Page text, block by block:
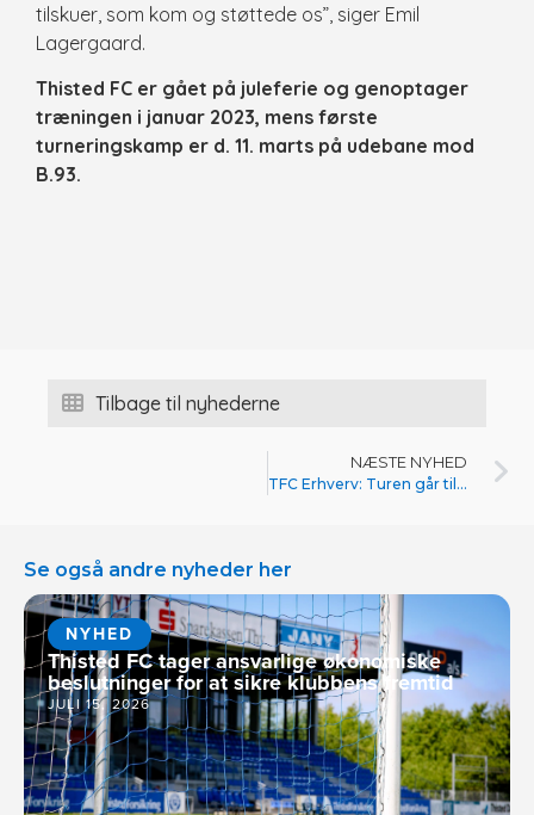
tilskuer, som kom og støttede os”, siger Emil
Lagergaard.
Thisted FC er gået på juleferie og genoptager
træningen i januar 2023, mens første
turneringskamp er d. 11. marts på udebane mod
B.93.
Tilbage til nyhederne
NÆSTE NYHED
TFC Erhverv: Turen går til Dortmund (Nyt program og tilmeldingsfrist)
Se også andre nyheder her
NYHED
Thisted FC tager ansvarlige økonomiske
beslutninger for at sikre klubbens fremtid
JULI 15, 2026